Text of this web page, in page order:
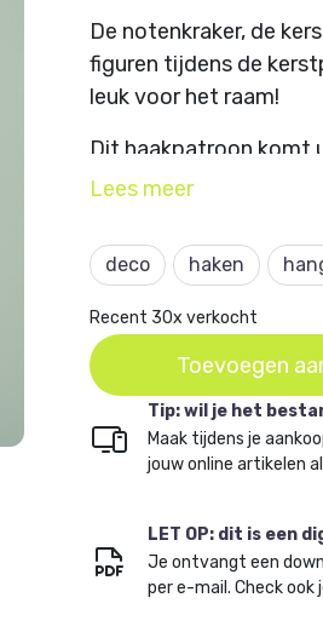
De notenkraker, de
figuren tijdens de
leuk voor het raam!
Dit haakpatroon komt
Lees meer
deco haken
Recent 30x verkocht
Toevoegen
Tip: wil je het
Maak tijdens je
jouw online artikelen
LET OP: dit is een
Je ontvangt een
per e-mail. Check ook